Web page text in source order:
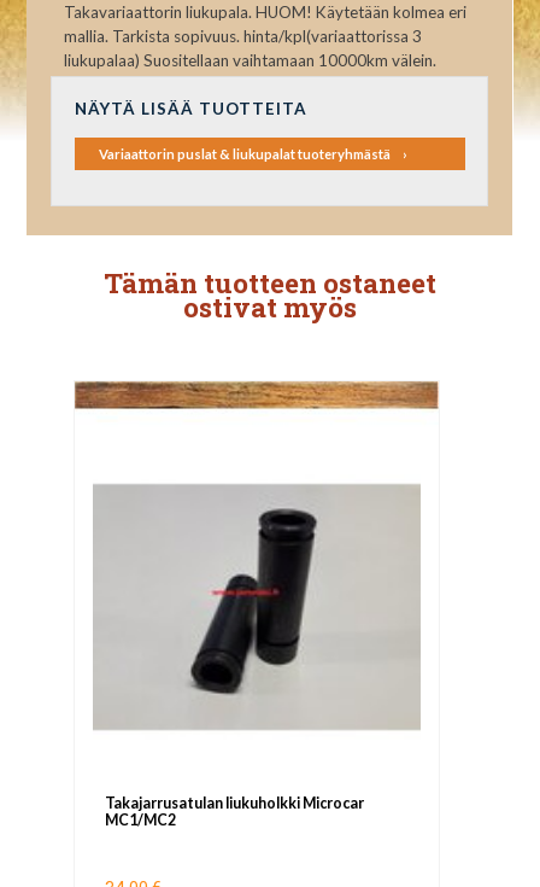
Takavariaattorin liukupala. HUOM! Käytetään kolmea eri
mallia. Tarkista sopivuus. hinta/kpl(variaattorissa 3
liukupalaa) Suositellaan vaihtamaan 10000km välein.
NÄYTÄ LISÄÄ TUOTTEITA
Variaattorin puslat & liukupalat tuoteryhmästä
Tämän tuotteen ostaneet
ostivat myös
Takajarrusatulan liukuholkki Microcar
MC1/MC2